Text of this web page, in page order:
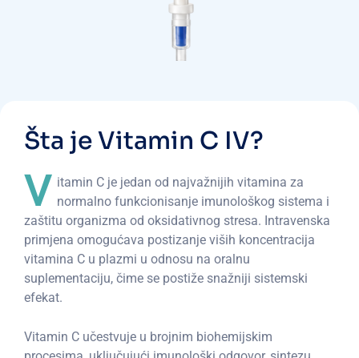
Šta je Vitamin C IV?
V itamin C je jedan od najvažnijih vitamina za
normalno funkcionisanje imunološkog sistema i
zaštitu organizma od oksidativnog stresa. Intravenska
primjena omogućava postizanje viših koncentracija
vitamina C u plazmi u odnosu na oralnu
suplementaciju, čime se postiže snažniji sistemski
efekat.
Vitamin C učestvuje u brojnim biohemijskim